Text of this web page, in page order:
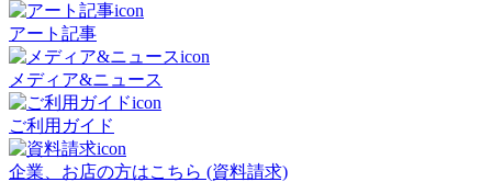
アート記事
メディア&ニュース
ご利用ガイド
企業、お店の方はこちら (資料請求)